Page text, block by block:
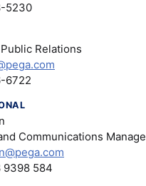
5230
Relations
6722
Communications
9398 584